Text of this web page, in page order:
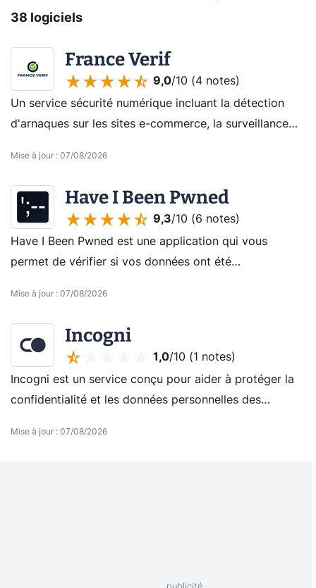
38 logiciels
France Verif
9,0/10 (4 notes)
Un service sécurité numérique incluant la détection
d'arnaques sur les sites e-commerce, la surveillance
Mise à jour : 07/08/2026
Have I Been Pwned
9,3/10 (6 notes)
Have I Been Pwned est une application qui vous
permet de vérifier si vos données ont été
savoir si vous avez été victime de violations de
données.
Mise à jour : 07/08/2026
Incogni
1,0/10 (1 notes)
Incogni est un service conçu pour aider à protéger la
confidentialité et les données personnelles des
Mise à jour : 07/08/2026